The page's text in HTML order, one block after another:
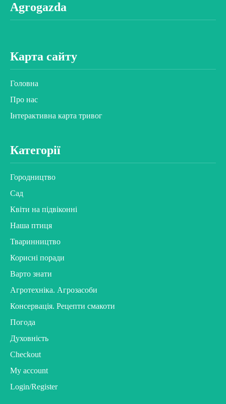
Agrogazda
Карта сайту
Головна
Про нас
Інтерактивна карта тривог
Категорії
Городництво
Сад
Квіти на підвіконні
Наша птиця
Тваринництво
Корисні поради
Варто знати
Агротехніка. Агрозасоби
Консервація. Рецепти смакоти
Погода
Духовність
Checkout
My account
Login/Register